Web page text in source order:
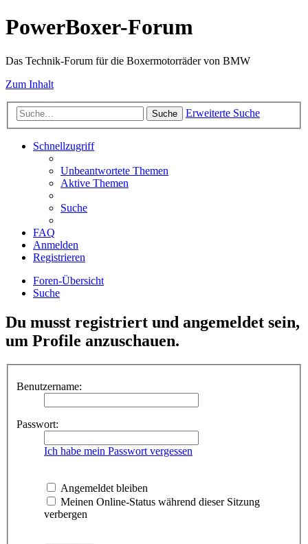
PowerBoxer-Forum
Das Technik-Forum für die Boxermotorräder von BMW
Zum Inhalt
Suche Erweiterte Suche
Schnellzugriff
Unbeantwortete Themen
Aktive Themen
Suche
FAQ
Anmelden
Registrieren
Foren-Übersicht
Suche
Du musst registriert und angemeldet sein,
um Profile anzuschauen.
Benutzername:
Passwort:
Ich habe mein Passwort vergessen
Angemeldet bleiben
Meinen Online-Status während dieser Sitzung
verbergen